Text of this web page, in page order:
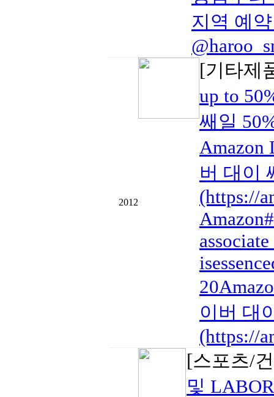
지역 예
2012
[기타제
up to
쌔일
Amazon
버 대이
(https://
이버 대
(https://
[스포츠/
및